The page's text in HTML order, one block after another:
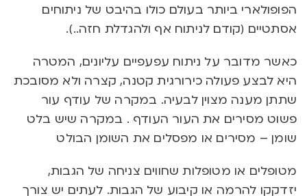
הפופולארי ביותר בעולם כולו בהיבט של ניתוחים
אסתטיים (קודם לניתוח אף ולהגדלת חזה..).
כאשר מדובר על ניתוח עפעפיים עליונים, המטרה
היא לבצע פעולה כירורגית קטנה, קצרה ולא מסובכת
שתתן מענה מצוין לבעיה. במקרה של עודף עור
פשוט מסירים את העור העודף . במקרה שיש בלט
שומן – מסירים או מפסלים את השומן הבולט
מטופלים או מטופלות שחווים צניחה של הגבות,
יזדקקו להרמה או קיבוע של הגבות. לעתים יש צורך